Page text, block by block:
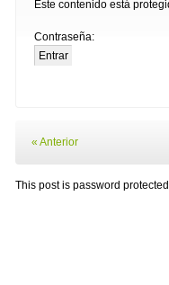
Este contenido está
Contraseña:
« Anterior
This post is password